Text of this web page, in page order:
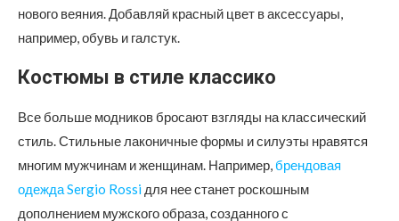
нового веяния. Добавляй красный цвет в аксессуары,
например, обувь и галстук.
Костюмы в стиле классико
Все больше модников бросают взгляды на классический
стиль. Стильные лаконичные формы и силуэты нравятся
многим мужчинам и женщинам. Например,брендовая
одежда Sergio Rossi для нее станет роскошным
дополнением мужского образа, созданного с